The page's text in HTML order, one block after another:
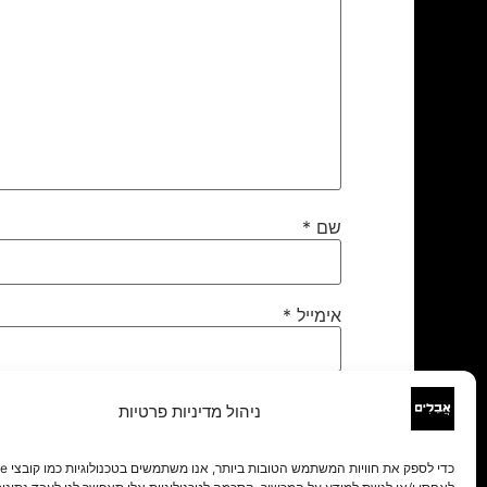
ניהול מדיניות פרטיות
שם *
אימייל *